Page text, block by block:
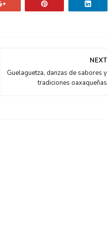
NEXT
Guelaguetza, danzas de sabores y
tradiciones oaxaqueñas